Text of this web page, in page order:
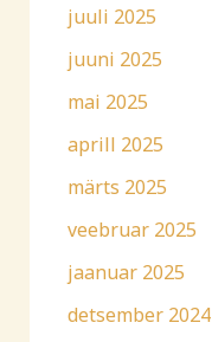
juuli 2025
juuni 2025
mai 2025
aprill 2025
märts 2025
veebruar 2025
jaanuar 2025
detsember 2024